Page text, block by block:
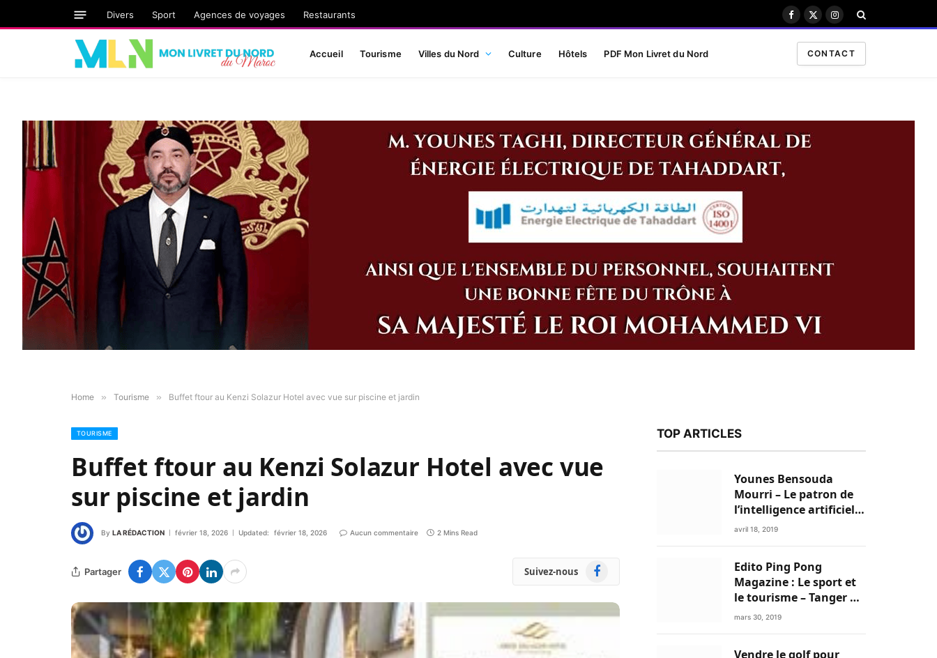
Divers Sport Agences de voyages Restaurants Facebook
X
Instagram
Accueil Tourisme Villes du Nord Culture Hôtels PDF Mon Livret du Nord CONTACT
Home » Tourisme » Buffet ftour au Kenzi Solazur Hotel avec vue sur piscine et jardin
TOURISME
Buffet ftour au Kenzi Solazur Hotel avec vue
sur piscine et jardin
By LA RÉDACTION février 18, 2026 Updated: février 18, 2026 Aucun commentaire 2 Mins Read
Partager Suivez-nous Facebook
TOP ARTICLES
Younes Bensouda
Mourri – Le patron de
l’intelligence artificielle
est un Marocain
avril 18, 2019
Edito Ping Pong
Magazine : Le sport et
le tourisme – Tanger a
tout pour réussir!
mars 30, 2019
Vendre le golf pour